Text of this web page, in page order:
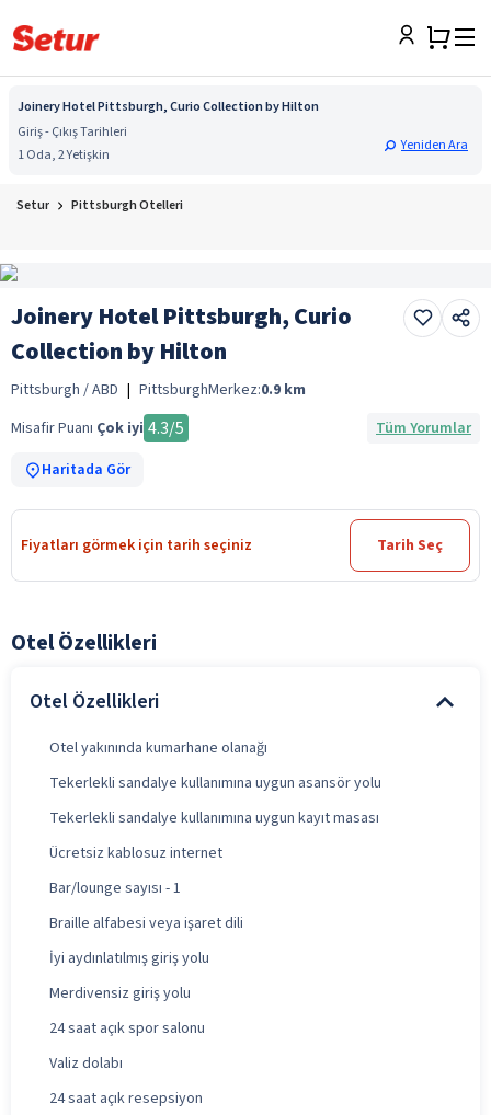
Joinery Hotel Pittsburgh, Curio Collection by Hilton
Giriş - Çıkış Tarihleri
1 Oda, 2 Yetişkin
Yeniden Ara
Setur Pittsburgh Otelleri
Joinery Hotel Pittsburgh, Curio
Collection by Hilton
Pittsburgh / ABD | PittsburghMerkez:0.9 km
Misafir Puanı Çok iyi 4.3/5
Tüm Yorumlar
Haritada Gör
Fiyatları görmek için tarih seçiniz Tarih Seç
Otel Özellikleri
Otel Özellikleri
Otel yakınında kumarhane olanağı
Tekerlekli sandalye kullanımına uygun asansör yolu
Tekerlekli sandalye kullanımına uygun kayıt masası
Ücretsiz kablosuz internet
Bar/lounge sayısı - 1
Braille alfabesi veya işaret dili
İyi aydınlatılmış giriş yolu
Merdivensiz giriş yolu
24 saat açık spor salonu
Valiz dolabı
24 saat açık resepsiyon